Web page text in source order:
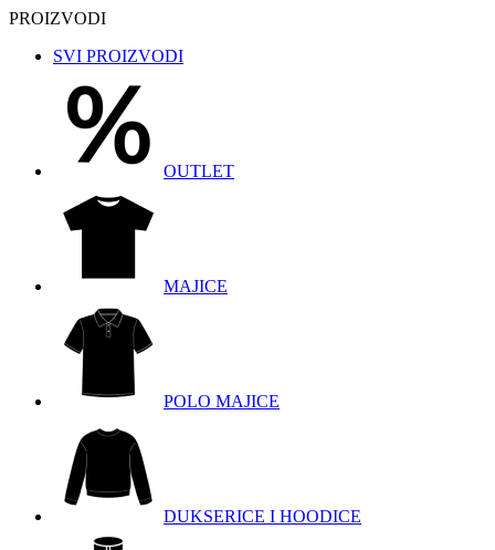
PROIZVODI
SVI PROIZVODI
OUTLET
MAJICE
POLO MAJICE
DUKSERICE I HOODICE